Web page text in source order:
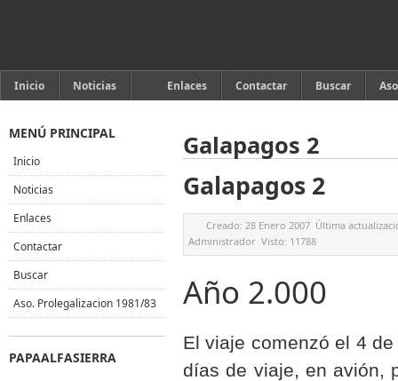
Inicio Noticias Enlaces Contactar Buscar
Galapagos 2
Galapagos 2
Creado: 28 Enero 2007 Última
Administrador Visto: 11788
Año 2.000
El viaje comenzó el 4
días de viaje, en avión,
MENÚ PRINCIPAL
Inicio
Noticias
Enlaces
Contactar
Buscar
Aso. Prolegalizacion 1981/83
PAPAALFASIERRA